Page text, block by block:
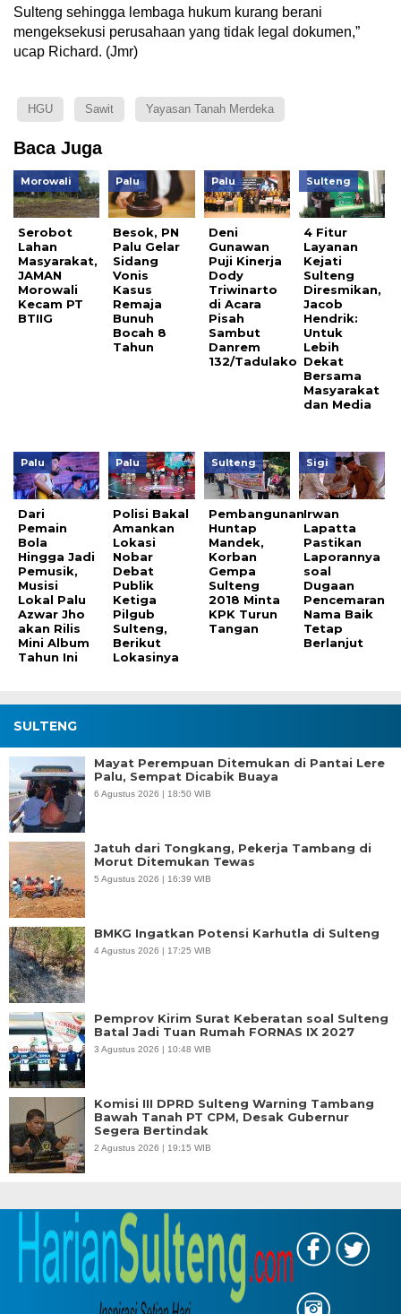
Sulteng sehingga lembaga hukum kurang berani
mengeksekusi perusahaan yang tidak legal dokumen,”
ucap Richard. (Jmr)
HGU Sawit Yayasan Tanah Merdeka
Baca Juga
Morowali
Serobot
Lahan
Masyarakat,
JAMAN
Morowali
Kecam PT
BTIIG
Palu
Besok, PN
Palu Gelar
Sidang
Vonis
Kasus
Remaja
Bunuh
Bocah 8
Tahun
Palu
Deni
Gunawan
Puji Kinerja
Dody
Triwinarto
di Acara
Pisah
Sambut
Danrem
132/Tadulako
Sulteng
4 Fitur
Layanan
Kejati
Sulteng
Diresmikan,
Jacob
Hendrik:
Untuk
Lebih
Dekat
Bersama
Masyarakat
dan Media
Palu
Dari
Pemain
Bola
Hingga Jadi
Pemusik,
Musisi
Lokal Palu
Azwar Jho
akan Rilis
Mini Album
Tahun Ini
Palu
Polisi Bakal
Amankan
Lokasi
Nobar
Debat
Publik
Ketiga
Pilgub
Sulteng,
Berikut
Lokasinya
Sulteng
Pembangunan
Huntap
Mandek,
Korban
Gempa
Sulteng
2018 Minta
KPK Turun
Tangan
Sigi
Irwan
Lapatta
Pastikan
Laporannya
soal
Dugaan
Pencemaran
Nama Baik
Tetap
Berlanjut
SULTENG
Mayat Perempuan Ditemukan di Pantai Lere
Palu, Sempat Dicabik Buaya
6 Agustus 2026 | 18:50 WIB
Jatuh dari Tongkang, Pekerja Tambang di
Morut Ditemukan Tewas
5 Agustus 2026 | 16:39 WIB
BMKG Ingatkan Potensi Karhutla di Sulteng
4 Agustus 2026 | 17:25 WIB
Pemprov Kirim Surat Keberatan soal Sulteng
Batal Jadi Tuan Rumah FORNAS IX 2027
3 Agustus 2026 | 10:48 WIB
Komisi III DPRD Sulteng Warning Tambang
Bawah Tanah PT CPM, Desak Gubernur
Segera Bertindak
2 Agustus 2026 | 19:15 WIB